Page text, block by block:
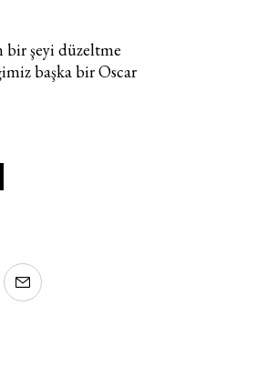
bir şeyi düzeltme
başka bir Oscar